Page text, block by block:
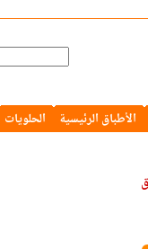
الأطباق الرئيسية الحلويات